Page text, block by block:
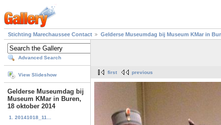
Stichting Marechaussee Contact Gelderse Museumdag bij Museum KMar in
Advanced Search
View Slideshow
Gelderse Museumdag bij
Museum KMar in Buren,
18 oktober 2014
1. 20141018_11...
first previous